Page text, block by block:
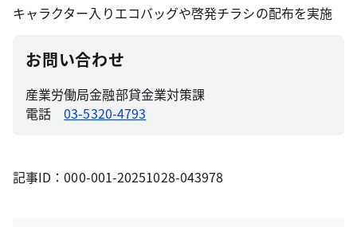
キャラクター入りエコバッグや啓発チラシの配布を実施
お問い合わせ
産業労働局金融部貸金業対策課
電話03-5320-4793
記事ID：000-001-20251028-043978